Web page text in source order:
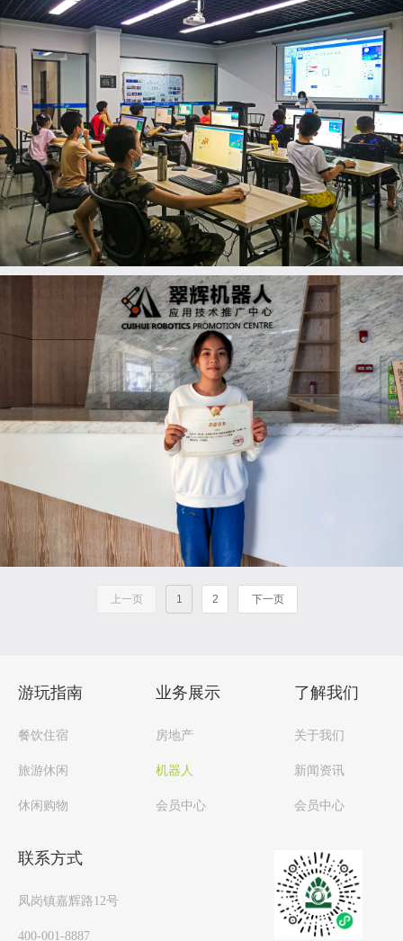
上一页 1 2 下一页
游玩指南
餐饮住宿
旅游休闲
休闲购物
房地产
机器人
会员中心
业务展示
关于我们
新闻资讯
会员中心
了解我们
联系方式
凤岗镇嘉辉路12号
400-001-8887